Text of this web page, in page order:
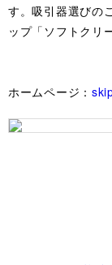
す。吸引器選びの
ップ「ソフトクリ
ホームページ：